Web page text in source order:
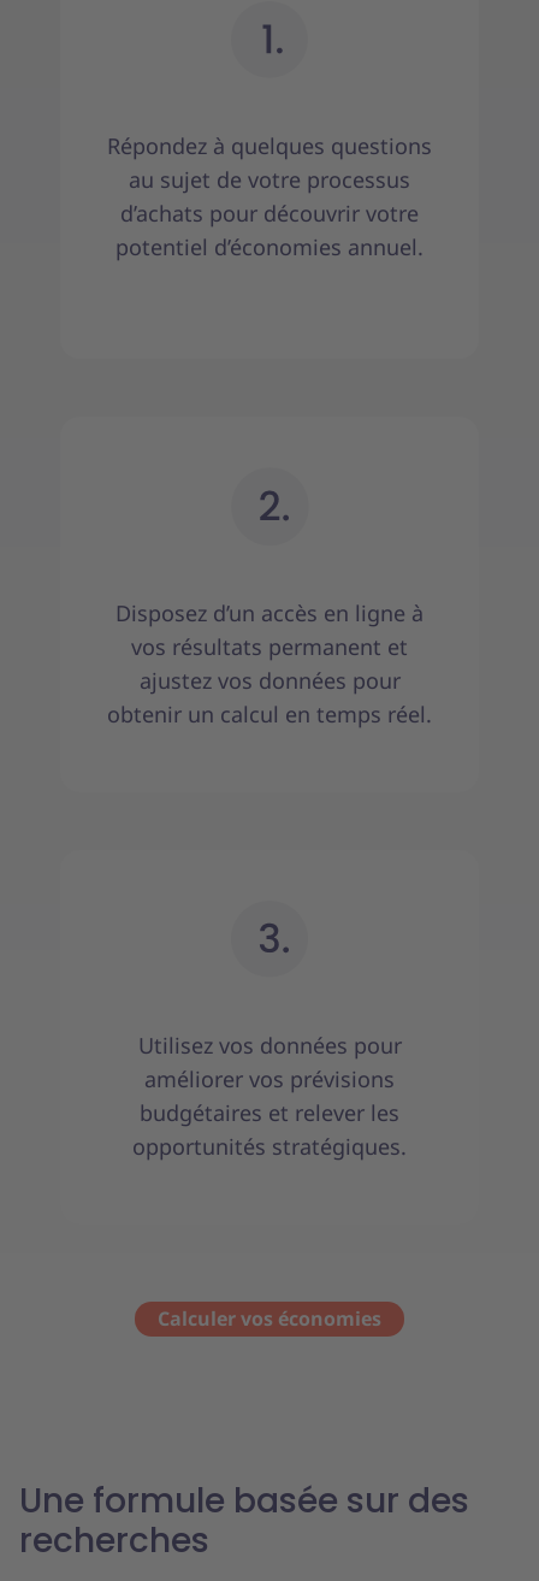
Répondez à quelques questions
au sujet de votre processus
d’achats pour découvrir votre
potentiel d’économies annuel.
Disposez d’un accès en ligne à
vos résultats permanent et
ajustez vos données pour
obtenir un calcul en temps réel.
Utilisez vos données pour
améliorer vos prévisions
budgétaires et relever les
opportunités stratégiques.
Calculer vos économies
Une formule basée sur des
recherches